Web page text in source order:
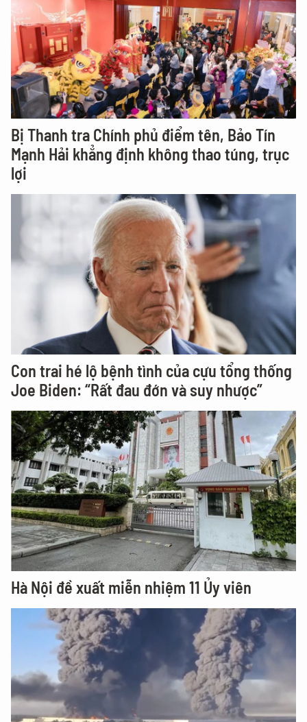
Bị Thanh tra Chính phủ điểm tên, Bảo Tín
Mạnh Hải khẳng định không thao túng, trục
lợi
Con trai hé lộ bệnh tình của cựu tổng thống
Joe Biden: “Rất đau đớn và suy nhược”
Hà Nội đề xuất miễn nhiệm 11 Ủy viên